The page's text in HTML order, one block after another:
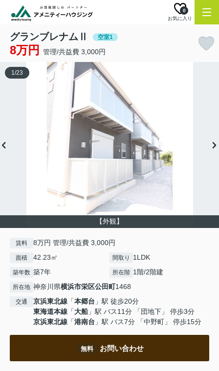
お気に入り
0
グランブレナムⅡ 空室1
8万円 管理/共益費 3,000円
【外観】
1/23
賃料 8万円 管理/共益費 3,000円
面積 42.23㎡ 間取り 1LDK
築年数 築7年 所在階 1階/2階建
所在地 神奈川県横浜市栄区公田町1468
交通 京浜東北線 「本郷台 」駅 徒歩20分
東海道本線 「大船」駅 バス11分 「団地下」 停歩3分
京浜東北線 「港南台 」駅 バス7分 「中野町」 停歩15分
無料 お問い合わせ